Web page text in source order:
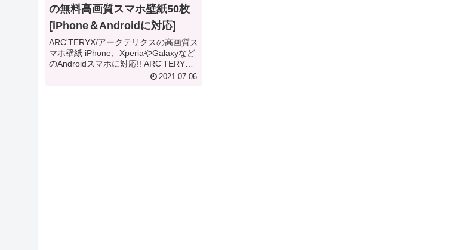
の無料高画質スマホ壁紙50枚
[iPhone＆Androidに対応]
ARC'TERYX/アークテリクスの高画質ス
マホ壁紙 iPhone、XperiaやGalaxyなど
のAndroidスマホに対応!! ARC'TERYX
iPhone & Android Smartphone2021.07.06